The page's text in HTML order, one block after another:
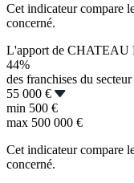
Cet indicateur compare
concerné.
L'apport de CHATEAU
44%
des franchises du
55 000 €
min 500 €
max 500 000 €
Cet indicateur compare
concerné.